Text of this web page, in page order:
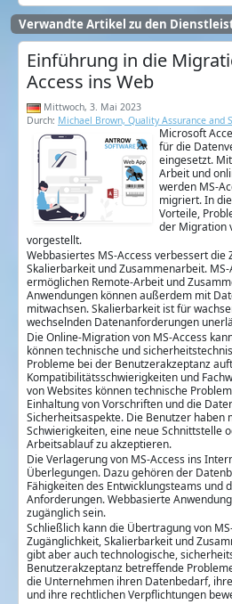
Verwandte Artikel zu den
Einführung in die
Access ins Web
Mittwoch, 3. Mai 2023
Durch: Michael Brown, Quality Assurance and
Microsoft
für die
eingesetzt.
Arbeit und
werden MS-
migriert. In
Vorteile,
der Migration
vorgestellt.
Webbasiertes MS-Access verbessert die
Skalierbarkeit und Zusammenarbeit.
ermöglichen Remote-Arbeit und
Anwendungen können außerdem mit
mitwachsen. Skalierbarkeit ist für
wechselnden Datenanforderungen
Die Online-Migration von MS-Access
können technische und
Probleme bei der Benutzerakzeptanz
Kompatibilitätsschwierigkeiten und
von Websites können technische
Einhaltung von Vorschriften und die
Sicherheitsaspekte. Die Benutzer haben
Schwierigkeiten, eine neue Schnittstelle
Arbeitsablauf zu akzeptieren.
Die Verlagerung von MS-Access ins
Überlegungen. Dazu gehören der
Fähigkeiten des Entwicklungsteams und
Anforderungen. Webbasierte
zugänglich sein.
Schließlich kann die Übertragung von
Zugänglichkeit, Skalierbarkeit und
gibt aber auch technologische,
Benutzerakzeptanz betreffende
die Unternehmen ihren Datenbedarf,
und ihre rechtlichen Verpflichtungen